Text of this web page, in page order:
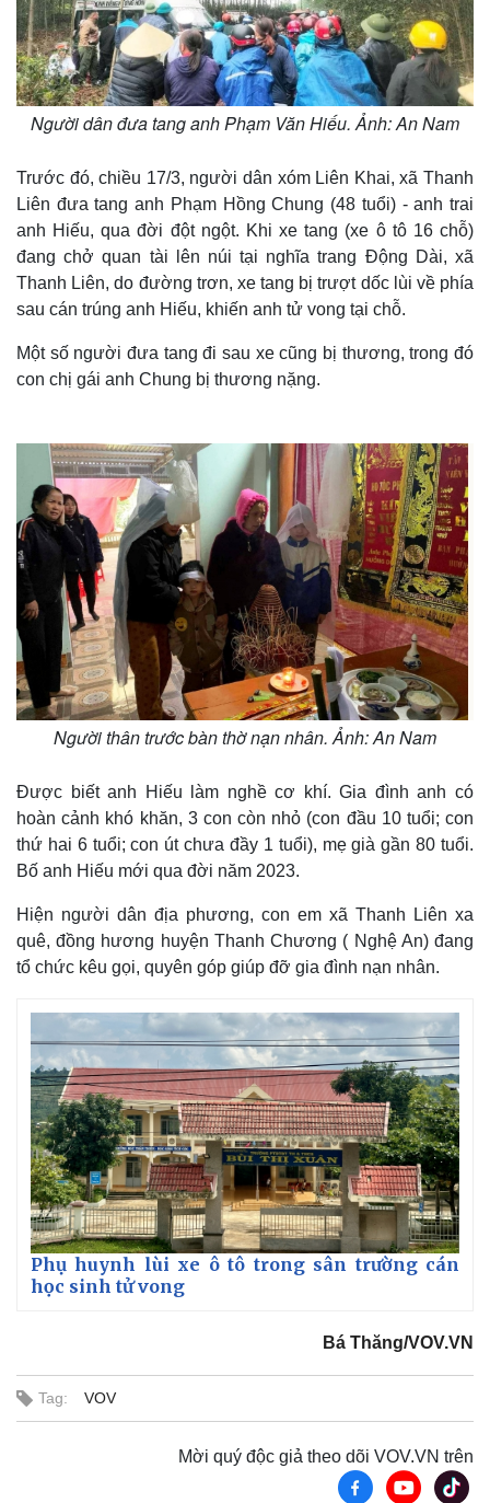
Thế giới
Quan sát
Cuộc sống đó đây
Hồ sơ
Multimedia
Video
Ảnh
E-Magazine
Infographic
Người dân đưa tang anh Phạm Văn Hiếu. Ảnh: An Nam
Trước đó, chiều 17/3, người dân xóm Liên Khai, xã Thanh
Liên đưa tang anh Phạm Hồng Chung (48 tuổi) - anh trai
anh Hiếu, qua đời đột ngột. Khi xe tang (xe ô tô 16 chỗ)
đang chở quan tài lên núi tại nghĩa trang Động Dài, xã
Thanh Liên, do đường trơn, xe tang bị trượt dốc lùi về phía
sau cán trúng anh Hiếu, khiến anh tử vong tại chỗ.
Một số người đưa tang đi sau xe cũng bị thương, trong đó
con chị gái anh Chung bị thương nặng.
Người thân trước bàn thờ nạn nhân. Ảnh: An Nam
Được biết anh Hiếu làm nghề cơ khí. Gia đình anh có
hoàn cảnh khó khăn, 3 con còn nhỏ (con đầu 10 tuổi; con
thứ hai 6 tuổi; con út chưa đầy 1 tuổi), mẹ già gần 80 tuổi.
Bố anh Hiếu mới qua đời năm 2023.
Hiện người dân địa phương, con em xã Thanh Liên xa
quê, đồng hương huyện Thanh Chương ( Nghệ An) đang
tổ chức kêu gọi, quyên góp giúp đỡ gia đình nạn nhân.
Phụ huynh lùi xe ô tô trong sân trường cán
học sinh tử vong
Bá Thăng/VOV.VN
Tag: VOV
Mời quý độc giả theo dõi VOV.VN trên